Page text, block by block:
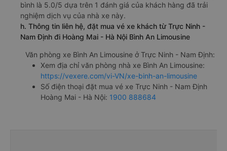
bình là 5.0/5 dựa trên 1 đánh giá của khách hàng đã trải
nghiệm dịch vụ của nhà xe này.
h. Thông tin liên hệ, đặt mua vé xe khách từ Trực Ninh -
Nam Định đi Hoàng Mai - Hà Nội Bình An Limousine
Văn phòng xe Bình An Limousine ở Trực Ninh - Nam Định:
Xem địa chỉ văn phòng nhà xe Bình An Limousine:
https://vexere.com/vi-VN/xe-binh-an-limousine
Số điện thoại đặt mua vé xe Trực Ninh - Nam Định
Hoàng Mai - Hà Nội: 1900 888684